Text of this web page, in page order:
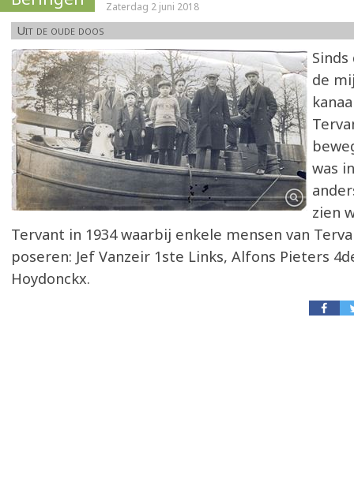
Zaterdag 2 juni 2018
Uit de oude doos
de
was
zien
Tervant in 1934 waarbij enkele mensen van
poseren: Jef Vanzeir 1ste Links, Alfons Pieters
Hoydonckx.